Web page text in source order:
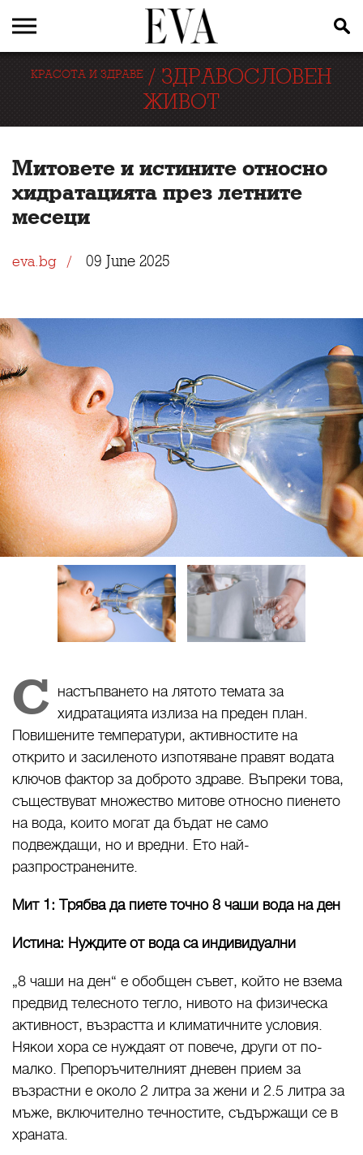
КРАСОТА И ЗДРАВЕ / ЗДРАВОСЛОВЕН
ЖИВОТ
Митовете и истините относно
хидратацията през летните
месеци
eva.bg 09 June 2025
С настъпването на лятото темата за
хидратацията излиза на преден план.
Повишените температури, активностите на
открито и засиленото изпотяване правят водата
ключов фактор за доброто здраве. Въпреки това,
съществуват множество митове относно пиенето
на вода, които могат да бъдат не само
подвеждащи, но и вредни. Ето най-
разпространените.
Мит 1: Трябва да пиете точно 8 чаши вода на ден
Истина: Нуждите от вода са индивидуални
„8 чаши на ден“ е обобщен съвет, който не взема
предвид телесното тегло, нивото на физическа
активност, възрастта и климатичните условия.
Някои хора се нуждаят от повече, други от по-
малко. Препоръчителният дневен прием за
възрастни е около 2 литра за жени и 2.5 литра за
мъже, включително течностите, съдържащи се в
храната.